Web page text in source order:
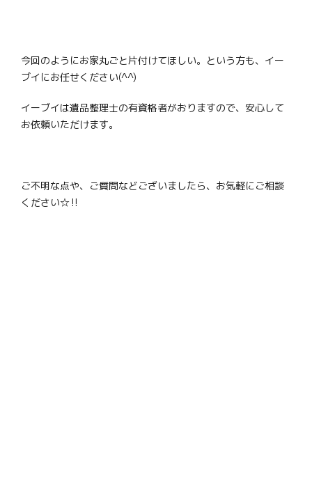
今回のようにお家丸ごと片付けてほしい。という方も、イー
ブイにお任せください(^^)
イーブイは遺品整理士の有資格者がおりますので、安心して
お依頼いただけます。
ご不明な点や、ご質問などございましたら、お気軽にご相談
ください☆‼